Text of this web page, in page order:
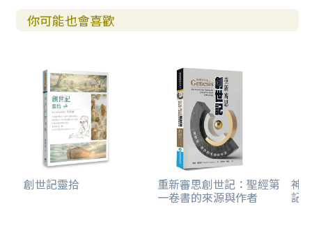
你可能也會喜歡
創世記靈拾 重新審思創世記：聖經第
一卷書的來源與作者
神
記